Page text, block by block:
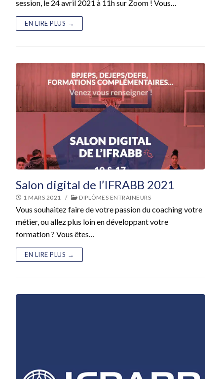
session, le 24 avril 2021 à 11h sur Zoom ! Vous…
EN LIRE PLUS →
Salon digital de l’IFRABB 2021
1 MARS 2021 / DIPLÔMES ENTRAINEURS
Vous souhaitez faire de votre passion du coaching votre
métier, ou allez plus loin en développant votre
formation ? Vous êtes…
EN LIRE PLUS →